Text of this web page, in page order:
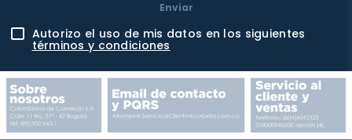
Enviar
Autorizo el uso de mis datos en los siguientes
términos y condiciones